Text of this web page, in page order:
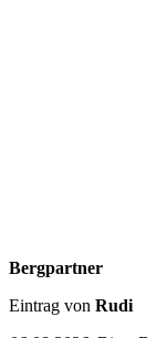
Bergpartner
Eintrag von Rudi